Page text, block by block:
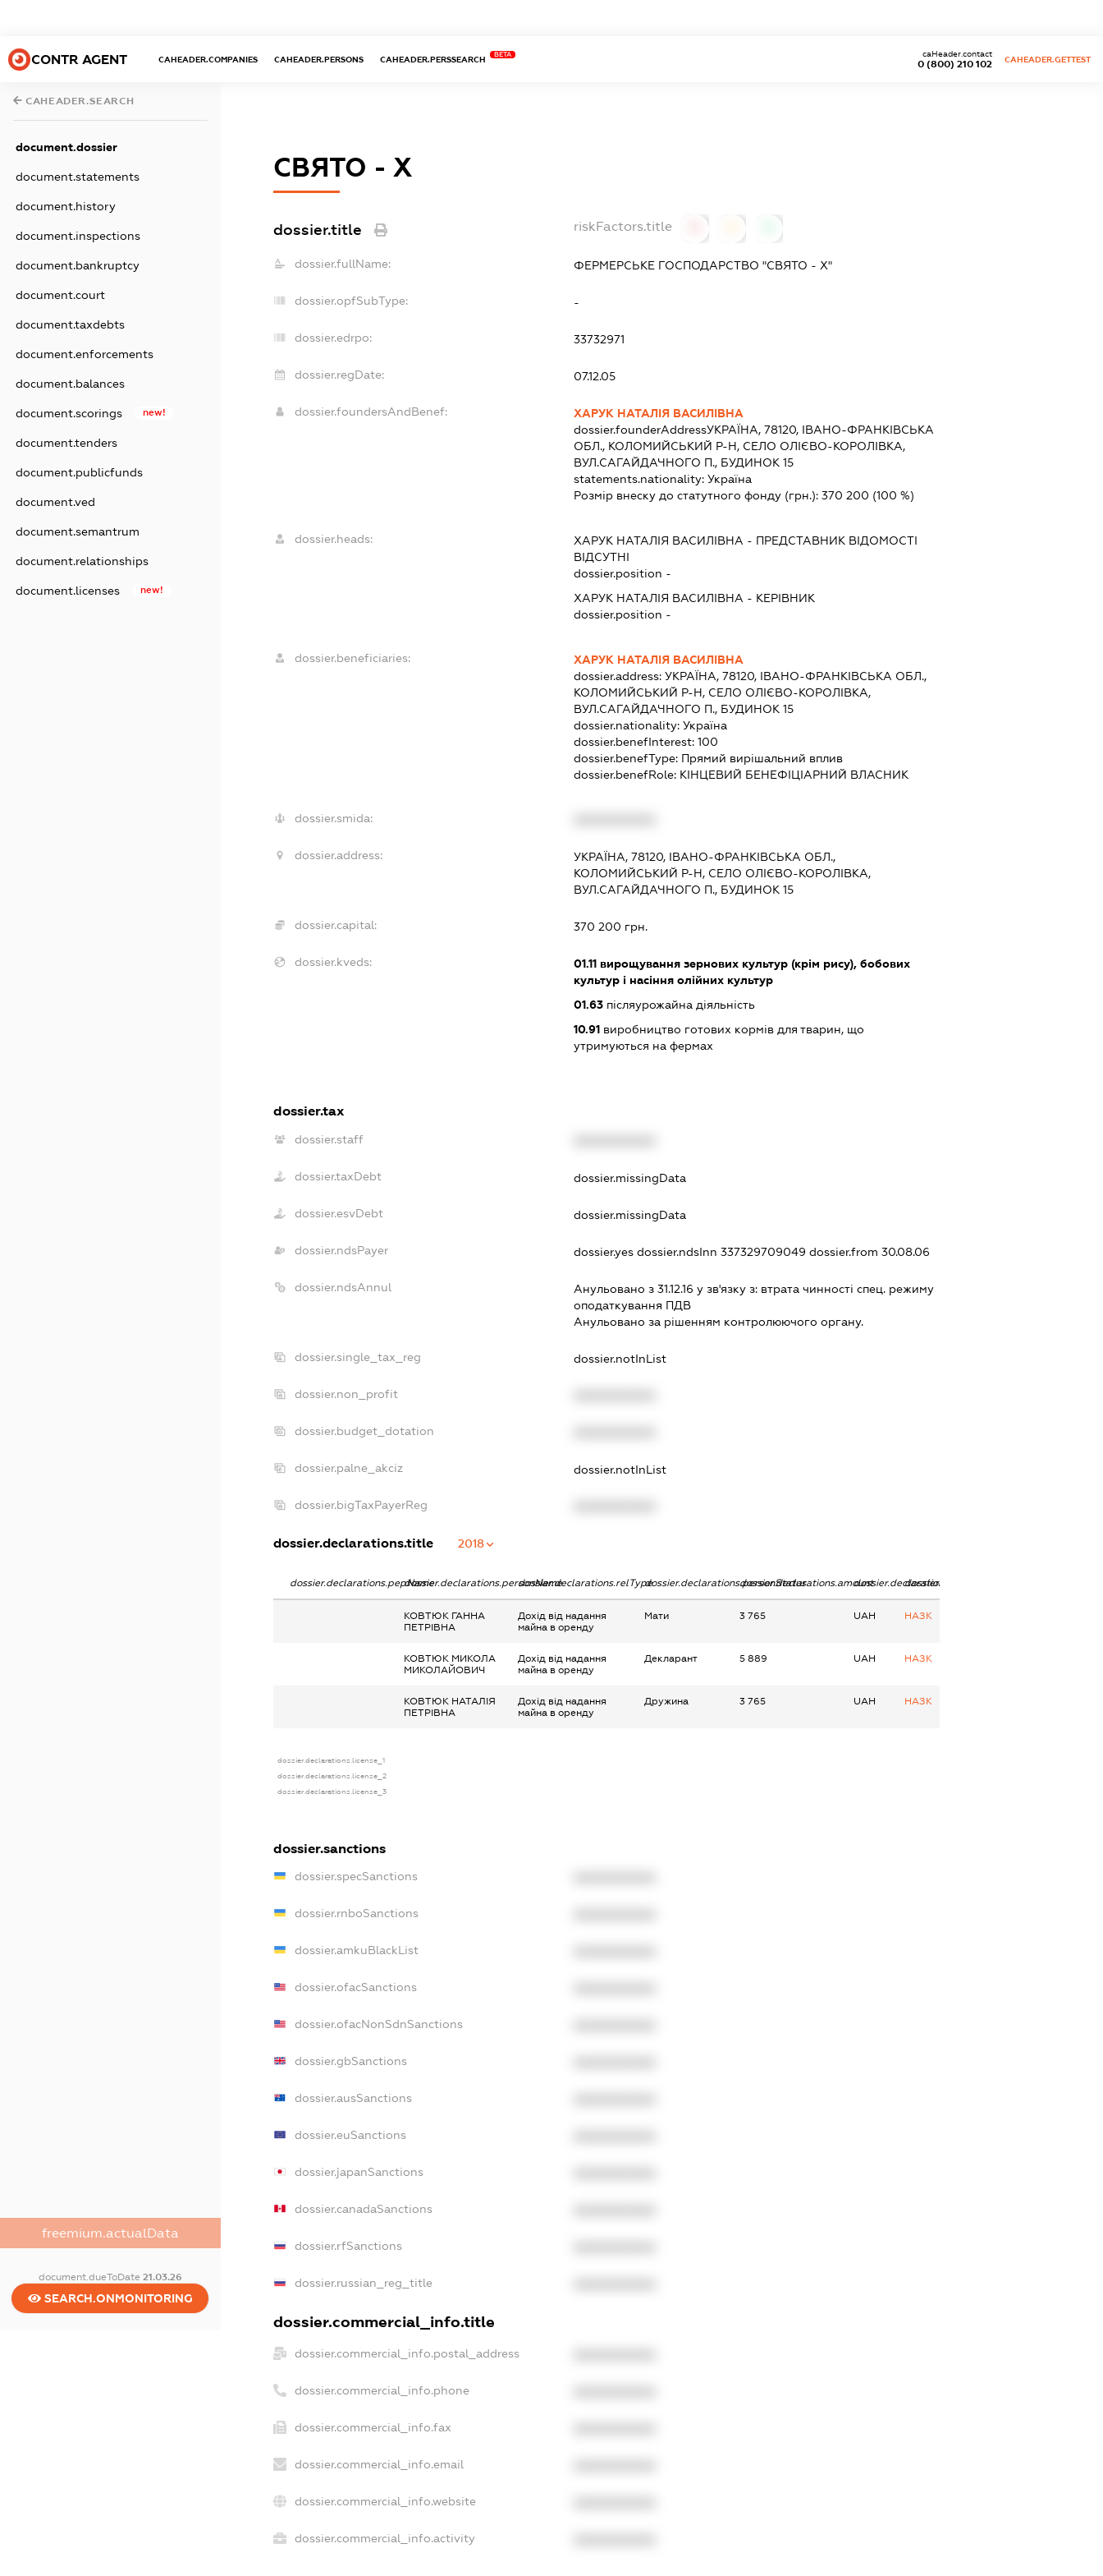
CONTR AGENT CAHEADER.COMPANIES CAHEADER.PERSONS CAHEADER.PERSSEARCH
BETA
0 (800) 210 102
caHeader.contact
CAHEADER.GETTEST
CAHEADER.SEARCH
document.dossier
document.statements
document.history
document.inspections
document.bankruptcy
document.court
document.taxdebts
document.enforcements
document.balances
document.scorings new!
document.tenders
document.publicfunds
document.ved
document.semantrum
document.relationships
document.licenses new!
freemium.actualData
document.dueToDate 21.03.26
SEARCH.ONMONITORING
СВЯТО - Х
dossier.title riskFactors.title
dossier.fullName: ФЕРМЕРСЬКЕ ГОСПОДАРСТВО "СВЯТО - Х"
dossier.opfSubType: -
dossier.edrpo: 33732971
dossier.regDate: 07.12.05
dossier.foundersAndBenef:
ХАРУК НАТАЛІЯ ВАСИЛІВНА
dossier.founderAddressУКРАЇНА, 78120, ІВАНО-ФРАНКІВСЬКА
ОБЛ., КОЛОМИЙСЬКИЙ Р-Н, СЕЛО ОЛІЄВО-КОРОЛІВКА,
ВУЛ.САГАЙДАЧНОГО П., БУДИНОК 15
statements.nationality: Україна
Розмір внеску до статутного фонду (грн.): 370 200 (100 %)
dossier.heads: ХАРУК НАТАЛІЯ ВАСИЛІВНА - ПРЕДСТАВНИКВІДОМОСТІ
ВІДСУТНІ
dossier.position -
ХАРУК НАТАЛІЯ ВАСИЛІВНА - КЕРІВНИК
dossier.position -
dossier.beneficiaries:
ХАРУК НАТАЛІЯ ВАСИЛІВНА
dossier.address: УКРАЇНА, 78120, ІВАНО-ФРАНКІВСЬКА ОБЛ.,
КОЛОМИЙСЬКИЙ Р-Н, СЕЛО ОЛІЄВО-КОРОЛІВКА,
ВУЛ.САГАЙДАЧНОГО П., БУДИНОК 15
dossier.nationality: Україна
dossier.benefInterest: 100
dossier.benefType: Прямий вирішальний вплив
dossier.benefRole: КІНЦЕВИЙ БЕНЕФІЦІАРНИЙ ВЛАСНИК
dossier.smida:
dossier.address:
УКРАЇНА, 78120, ІВАНО-ФРАНКІВСЬКА ОБЛ.,
КОЛОМИЙСЬКИЙ Р-Н, СЕЛО ОЛІЄВО-КОРОЛІВКА,
ВУЛ.САГАЙДАЧНОГО П., БУДИНОК 15
dossier.capital: 370 200 грн.
dossier.kveds: 01.11вирощування зернових культур (крім рису), бобових
культур і насіння олійних культур
01.63післяурожайна діяльність
10.91виробництво готових кормів для тварин, що
утримуються на фермах
dossier.tax
dossier.staff
dossier.taxDebt dossier.missingData
dossier.esvDebt dossier.missingData
dossier.ndsPayer dossier.yes dossier.ndsInn 337329709049 dossier.from 30.08.06
dossier.ndsAnnul Анульовано з 31.12.16 у зв'язку з: втрата чинностi спец. режиму
оподаткування ПДВ
Анульовано за рiшенням контролюючого органу.
dossier.single_tax_reg dossier.notInList
dossier.non_profit
dossier.budget_dotation
dossier.palne_akciz dossier.notInList
dossier.bigTaxPayerReg
dossier.declarations.title 2018
dossier.declarations.pepNamedossier.declarations.personNamedossier.declarations.relTypedossier.declarations.personStatusdossier.declarations.amountdossier.declarations.currency
dossier.declarations.source
КОВТЮК ГАННА
ПЕТРІВНА
Дохід від надання
майна в оренду
Мати 3 765 UAH НАЗК
КОВТЮК МИКОЛА
МИКОЛАЙОВИЧ
Дохід від надання
майна в оренду
Декларант 5 889 UAH НАЗК
КОВТЮК НАТАЛІЯ
ПЕТРІВНА
Дохід від надання
майна в оренду
Дружина 3 765 UAH НАЗК
dossier.declarations.license_1
dossier.declarations.license_2
dossier.declarations.license_3
dossier.sanctions
dossier.specSanctions
dossier.rnboSanctions
dossier.amkuBlackList
dossier.ofacSanctions
dossier.ofacNonSdnSanctions
dossier.gbSanctions
dossier.ausSanctions
dossier.euSanctions
dossier.japanSanctions
dossier.canadaSanctions
dossier.rfSanctions
dossier.russian_reg_title
dossier.commercial_info.title
dossier.commercial_info.postal_address
dossier.commercial_info.phone
dossier.commercial_info.fax
dossier.commercial_info.email
dossier.commercial_info.website
dossier.commercial_info.activity